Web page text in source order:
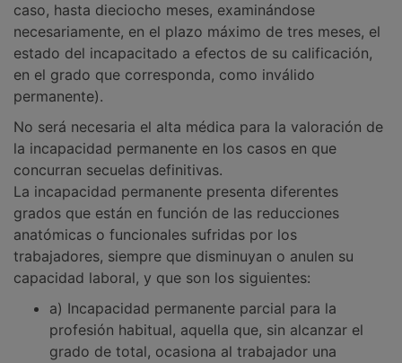
caso, hasta dieciocho meses, examinándose
necesariamente, en el plazo máximo de tres meses, el
estado del incapacitado a efectos de su calificación,
en el grado que corresponda, como inválido
permanente).
No será necesaria el alta médica para la valoración de
la incapacidad permanente en los casos en que
concurran secuelas definitivas.
La incapacidad permanente presenta diferentes
grados que están en función de las reducciones
anatómicas o funcionales sufridas por los
trabajadores, siempre que disminuyan o anulen su
capacidad laboral, y que son los siguientes:
a) Incapacidad permanente parcial para la
profesión habitual, aquella que, sin alcanzar el
grado de total, ocasiona al trabajador una